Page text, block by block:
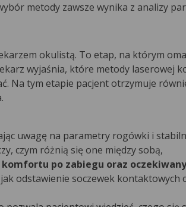
metody zawsze wynika z analizy
okulistą. To etap, na którym
wyjaśnia, które metody laserowej
Na tym etapie pacjent otrzymuje
uwagę na parametry rogówki i
czym różnią się one między sobą,
po zabiegu oraz
odstawienie soczewek kontaktowych